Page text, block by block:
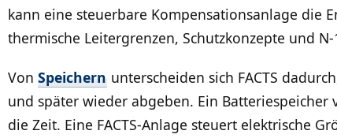
kann eine steuerbare Kompensationsanlage die
thermische Leitergrenzen, Schutzkonzepte und
Von Speichern unterscheiden sich FACTS
und später wieder abgeben. Ein
die Zeit. Eine FACTS-Anlage steuert elektrische